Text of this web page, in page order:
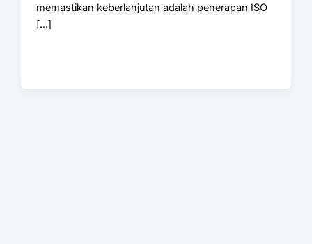
memastikan keberlanjutan adalah penerapan ISO
[…]